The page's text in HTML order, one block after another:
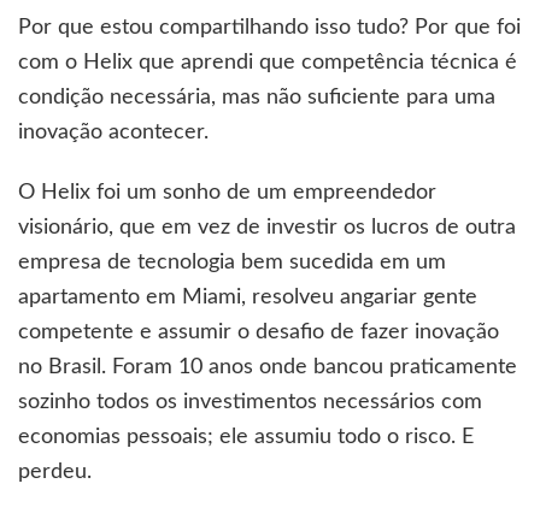
Por que estou compartilhando isso tudo? Por que foi
com o Helix que aprendi que competência técnica é
condição necessária, mas não suficiente para uma
inovação acontecer.
O Helix foi um sonho de um empreendedor
visionário, que em vez de investir os lucros de outra
empresa de tecnologia bem sucedida em um
apartamento em Miami, resolveu angariar gente
competente e assumir o desafio de fazer inovação
no Brasil. Foram 10 anos onde bancou praticamente
sozinho todos os investimentos necessários com
economias pessoais; ele assumiu todo o risco. E
perdeu.